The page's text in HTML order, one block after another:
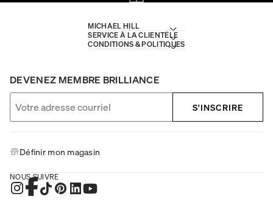
MICHAEL HILL
SERVICE À LA CLIENTÈLE
CONDITIONS & POLITIQUES
DEVENEZ MEMBRE BRILLIANCE
S'INSCRIRE
Définir mon magasin
NOUS SUIVRE